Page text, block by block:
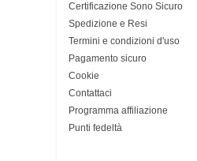
Certificazione Sono Sicuro
Spedizione e Resi
Termini e condizioni d'uso
Pagamento sicuro
Cookie
Contattaci
Programma affiliazione
Punti fedeltà